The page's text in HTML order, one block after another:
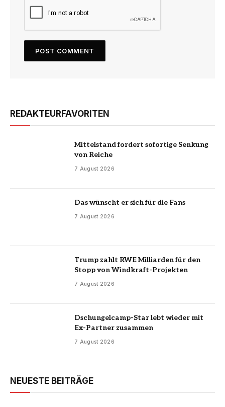
REDAKTEURFAVORITEN
Mittelstand fordert sofortige Senkung
von Reiche
7 August 2026
Das wünscht er sich für die Fans
7 August 2026
Trump zahlt RWE Milliarden für den
Stopp von Windkraft-Projekten
7 August 2026
Dschungelcamp-Star lebt wieder mit
Ex-Partner zusammen
7 August 2026
NEUESTE BEITRÄGE